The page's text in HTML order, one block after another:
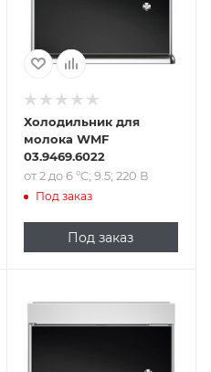
Холодильник для
молока WMF
03.9469.6022
от 2 до 6 °C; 9.5; 220 В
Под заказ
Под заказ
220 В